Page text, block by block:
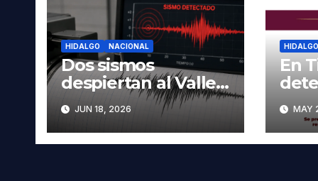
HIDALGO NACIONAL
Dos sismos
despiertan al Valle
del Mezquital; no se
reportan daños en
Hidalgo
JUN 18, 2026
HIDALGO
En
MAY